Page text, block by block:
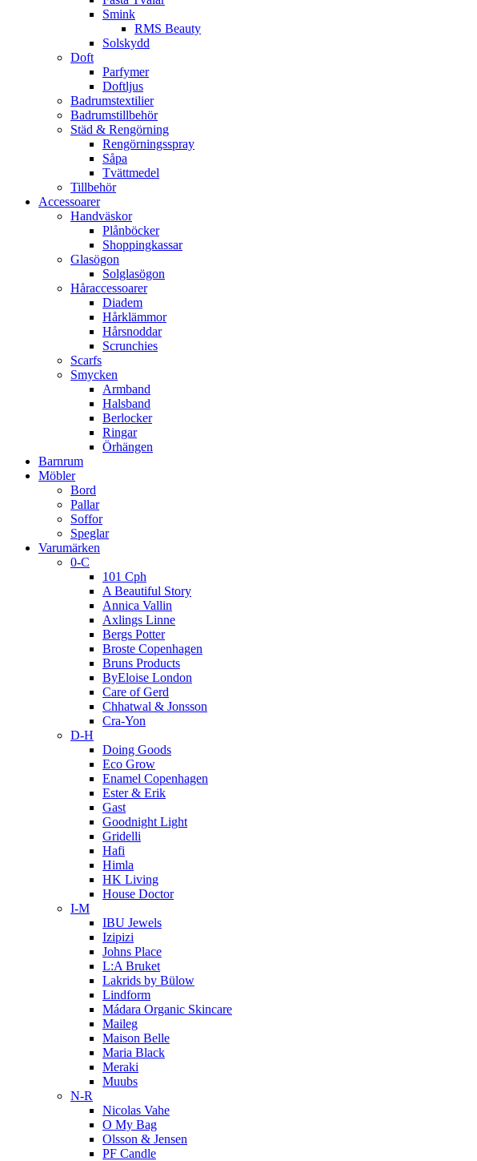
Smink
RMS Beauty
Solskydd
Doft
Parfymer
Doftljus
Badrumstextilier
Badrumstillbehör
Städ & Rengörning
Rengörningsspray
Såpa
Tvättmedel
Tillbehör
Accessoarer
Handväskor
Plånböcker
Shoppingkassar
Glasögon
Solglasögon
Håraccessoarer
Diadem
Hårklämmor
Hårsnoddar
Scrunchies
Scarfs
Smycken
Armband
Halsband
Berlocker
Ringar
Örhängen
Barnrum
Möbler
Bord
Pallar
Soffor
Speglar
Varumärken
0-C
101 Cph
A Beautiful Story
Annica Vallin
Axlings Linne
Bergs Potter
Broste Copenhagen
Bruns Products
ByEloise London
Care of Gerd
Chhatwal & Jonsson
Cra-Yon
D-H
Doing Goods
Eco Grow
Enamel Copenhagen
Ester & Erik
Gast
Goodnight Light
Gridelli
Hafi
Himla
HK Living
House Doctor
I-M
IBU Jewels
Izipizi
Johns Place
L:A Bruket
Lakrids by Bülow
Lindform
Mádara Organic Skincare
Maileg
Maison Belle
Maria Black
Meraki
Muubs
N-R
Nicolas Vahe
O My Bag
Olsson & Jensen
PF Candle